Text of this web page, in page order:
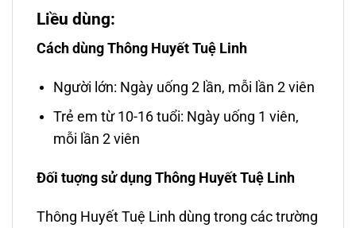
Liều dùng:
Cách dùng Thông Huyết Tuệ Linh
Người lớn: Ngày uống 2 lần, mỗi lần 2 viên
Trẻ em từ 10-16 tuổi: Ngày uống 1 viên,
mỗi lần 2 viên
Đối tuợng sử dụng Thông Huyết Tuệ Linh
Thông Huyết Tuệ Linh dùng trong các trường